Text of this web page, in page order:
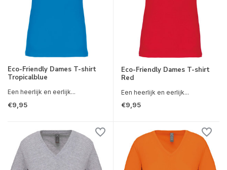
Eco-Friendly Dames T-shirt
Tropicalblue
Een heerlijk en eerlijk...
€9,95
Eco-Friendly Dames T-shirt
Red
Een heerlijk en eerlijk...
€9,95